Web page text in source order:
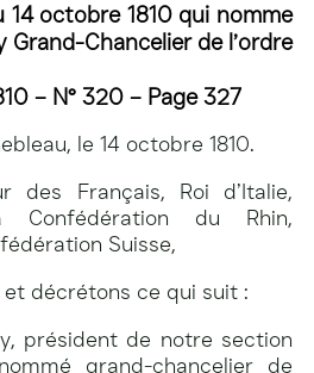
14 octobre 1810 qui nomme
Grand-Chancelier de l’ordre
– N° 320 – Page 327
le 14 octobre 1810.
des Français, Roi d’Italie,
du Rhin,
Suisse,
décrétons ce qui suit :
président de notre section
grand-chancelier de